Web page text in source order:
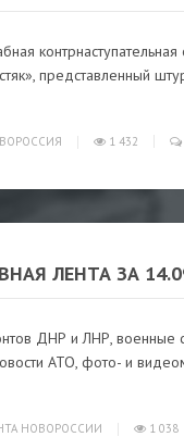
контрнаступательная
представленный
1 432
ЛЕНТА ЗА
ДНР и ЛНР, военные
АТО, фото- и
НОВОРОССИИ 1 038